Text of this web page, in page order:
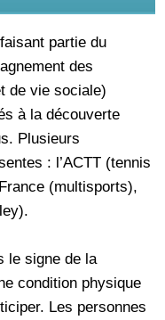
partie du
des
de vie sociale)
à la découverte
Plusieurs
: l’ACTT (tennis
(multisports),
le signe de la
condition physique
Les personnes